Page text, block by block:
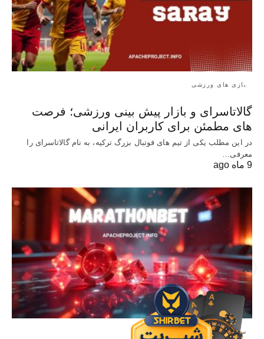
X
بازی های ورزشی
گالاتاسرای و بازار پیش‌ بینی ورزشی؛ فرصت‌
های مطمئن برای کاربران ایرانی
در این مطلب یکی از تیم های فوتبال بزرگ ترکیه، به نام گالاتاسرای را
معرفی…
9 ماه ago
سایت معتبر شرط بندی